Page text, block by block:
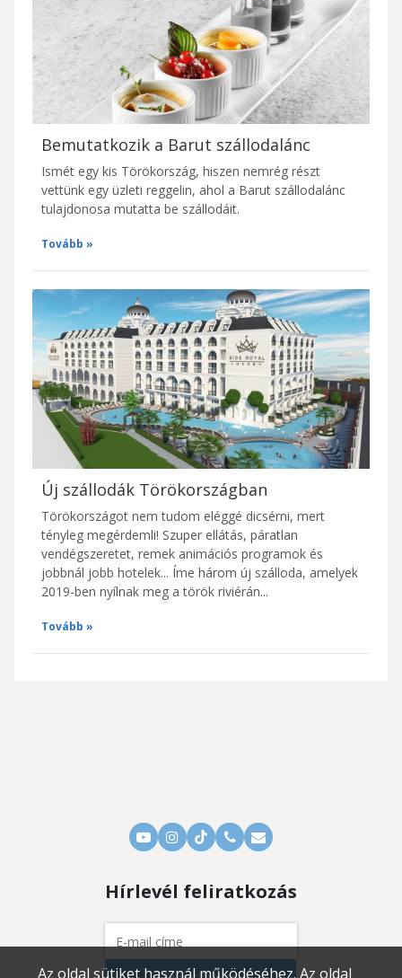
Bemutatkozik a Barut szállodalánc
Ismét egy kis Törökország, hiszen nemrég részt
vettünk egy üzleti reggelin, ahol a Barut szállodalánc
tulajdonosa mutatta be szállodáit.
Tovább
Új szállodák Törökországban
Törökországot nem tudom eléggé dicsérni, mert
tényleg megérdemli! Szuper ellátás, páratlan
vendégszeretet, remek animációs programok és
jobbnál jobb hotelek... Íme három új szálloda, amelyek
2019-ben nyílnak meg a török riviérán...
Tovább
Hírlevél feliratkozás
Az oldal sütiket használ működéséhez. Az oldal